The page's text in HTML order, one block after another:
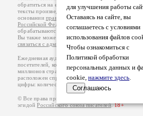
для улучшения работы
Оставаясь на сайте, вы
соглашаетесь с условиями
использования файлов
Чтобы ознакомиться с
Политикой обработки
персональных данных и
cookie, нажмите здесь.
Соглашаюсь
обратиться на его авторской странице.
тексты произведений авторы несут
основанииправил публикацииизаконодательства
Российской Федерации
обрабатываются на основанииПолитики
Вы также можете посмотреть более подробную
связаться с администрацией
Ежедневная аудитория портала Стихи.ру –
посетителей, которые в общей сумме
миллионов страниц по данным счетчика
расположен справа от этого текста. В каждой
цифры: количество просмотров и количество
© Все права принадлежат авторам, 2000-2026.
эгидойРоссийского союза писателей.18+